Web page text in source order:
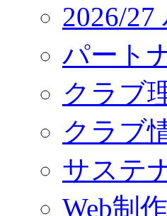
2026/
パート
クラブ
クラブ
サステ
Web制